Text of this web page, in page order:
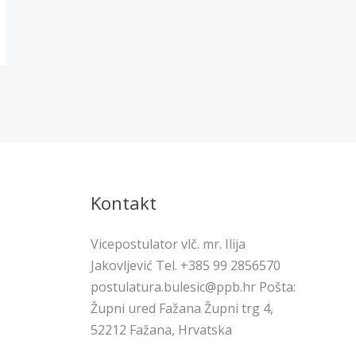
Kontakt
Vicepostulator vlč. mr. Ilija
Jakovljević Tel. +385 99 2856570
postulatura.bulesic@ppb.hr Pošta:
Župni ured Fažana Župni trg 4,
52212 Fažana, Hrvatska